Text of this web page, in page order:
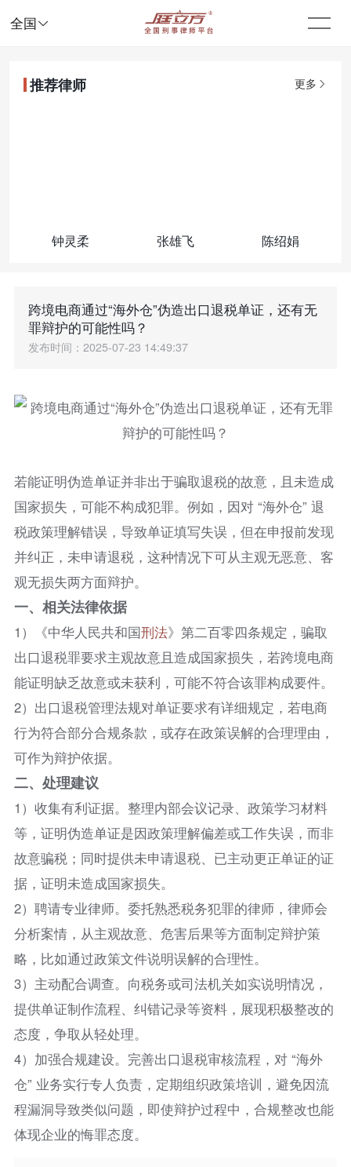
全国 
推荐律师 更多
钟灵柔 张雄飞 陈绍娟
跨境电商通过“海外仓”伪造出口退税单证，还有无
罪辩护的可能性吗？
发布时间：2025-07-23 14:49:37
若能证明伪造单证并非出于骗取退税的故意，且未造成
国家损失，可能不构成犯罪。例如，因对 “海外仓” 退
税政策理解错误，导致单证填写失误，但在申报前发现
并纠正，未申请退税，这种情况下可从主观无恶意、客
观无损失两方面辩护。​
一、相关法律依据
1）《中华人民共和国刑法》第二百零四条规定，骗取
出口退税罪要求主观故意且造成国家损失，若跨境电商
能证明缺乏故意或未获利，可能不符合该罪构成要件。​
2）出口退税管理法规对单证要求有详细规定，若电商
行为符合部分合规条款，或存在政策误解的合理理由，
可作为辩护依据。​
二、处理建议
1）收集有利证据。整理内部会议记录、政策学习材料
等，证明伪造单证是因政策理解偏差或工作失误，而非
故意骗税；同时提供未申请退税、已主动更正单证的证
据，证明未造成国家损失。​
2）聘请专业律师。委托熟悉税务犯罪的律师，律师会
分析案情，从主观故意、危害后果等方面制定辩护策
略，比如通过政策文件说明误解的合理性。​
3）主动配合调查。向税务或司法机关如实说明情况，
提供单证制作流程、纠错记录等资料，展现积极整改的
态度，争取从轻处理。​
4）加强合规建设。完善出口退税审核流程，对 “海外
仓” 业务实行专人负责，定期组织政策培训，避免因流
程漏洞导致类似问题，即使辩护过程中，合规整改也能
体现企业的悔罪态度。